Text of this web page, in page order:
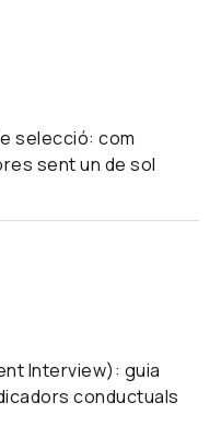
selecció: com
sent un de sol
Interview): guia
conductuals